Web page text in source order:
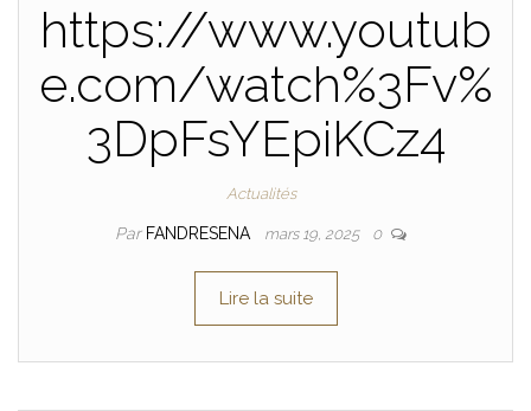
https://www.youtub
e.com/watch%3Fv%
3DpFsYEpiKCz4
Actualités
Par FANDRESENA mars 19, 2025 0
Lire la suite